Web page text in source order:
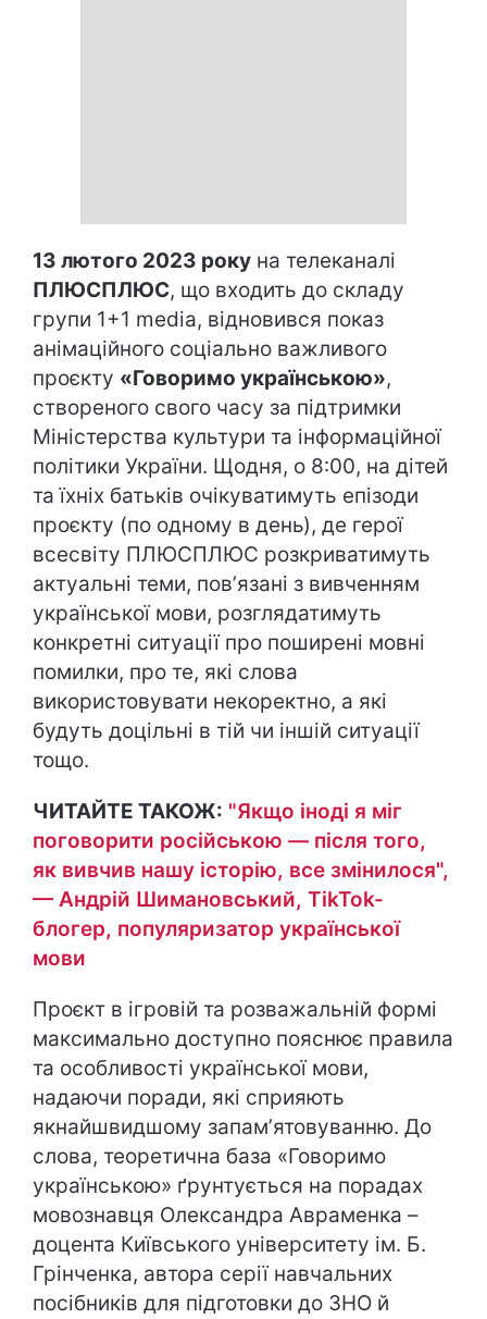
13 лютого 2023 року на телеканалі
ПЛЮСПЛЮС, що входить до складу
групи 1+1 media, відновився показ
анімаційного соціально важливого
проєкту «Говоримо українською»,
створеного свого часу за підтримки
Міністерства культури та інформаційної
політики України. Щодня, о 8:00, на дітей
та їхніх батьків очікуватимуть епізоди
проєкту (по одному в день), де герої
всесвіту ПЛЮСПЛЮС розкриватимуть
актуальні теми, повʼязані з вивченням
української мови, розглядатимуть
конкретні ситуації про поширені мовні
помилки, про те, які слова
використовувати некоректно, а які
будуть доцільні в тій чи іншій ситуації
тощо.
ЧИТАЙТЕ ТАКОЖ: "Якщо іноді я міг
поговорити російською — після того,
як вивчив нашу історію, все змінилося",
— Андрій Шимановський, TikTok-
блогер, популяризатор української
мови
Проєкт в ігровій та розважальній формі
максимально доступно пояснює правила
та особливості української мови,
надаючи поради, які сприяють
якнайшвидшому запамʼятовуванню. До
слова, теоретична база «Говоримо
українською» ґрунтується на порадах
мовознавця Олександра Авраменка –
доцента Київського університету ім. Б.
Грінченка, автора серії навчальних
посібників для підготовки до ЗНО й